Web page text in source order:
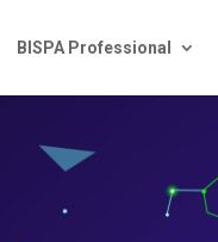
BISPA Professional